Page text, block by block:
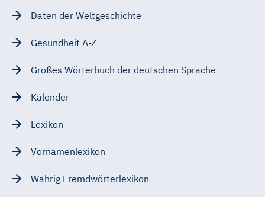
Daten der Weltgeschichte
Gesundheit A-Z
Großes Wörterbuch der deutschen Sprache
Kalender
Lexikon
Vornamenlexikon
Wahrig Fremdwörterlexikon